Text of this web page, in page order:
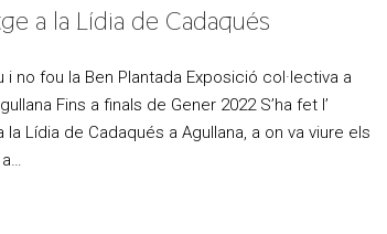
a la Lídia de Cadaqués
i no fou la Ben Plantada Exposició col·lectiva a
Fins a finals de Gener 2022 S’ha fet l’
la Lídia de Cadaqués a Agullana, a on va viure els